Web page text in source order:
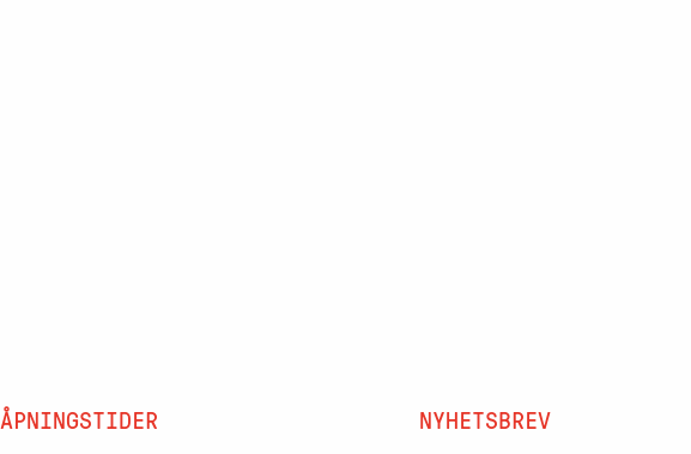
ÅPNINGSTIDER NYHETSBREV